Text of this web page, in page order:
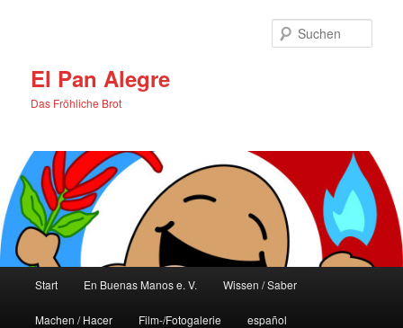
El Pan Alegre
Das Fröhliche Brot
Start En Buenas Manos e. V. Wissen / Saber
Machen / Hacer Film-/Fotogalerie español